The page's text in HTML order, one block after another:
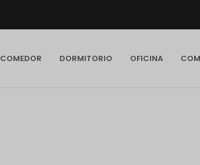
COMEDOR DORMITORIO OFICINA